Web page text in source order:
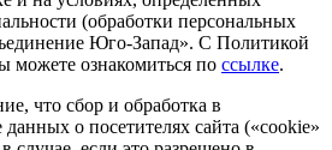
(обработки персональных
Юго-Запад». С Политикой
можете ознакомиться по ссылке.
что сбор и обработка в
о посетителях сайта («cookie»